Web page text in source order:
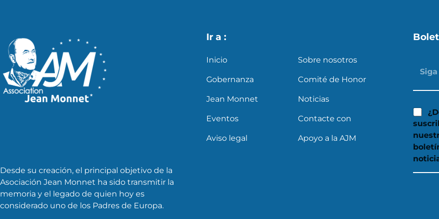
Desde su creación, el principal objetivo de la
Asociación Jean Monnet ha sido transmitir la
memoria y el legado de quien hoy es
considerado uno de los Padres de Europa.
Ir a :
Inicio Sobre nosotros
Gobernanza Comité de Honor
Jean Monnet Noticias
Eventos Contacte con
Aviso legal Apoyo a la AJM